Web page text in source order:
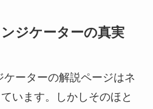
ジケーターの真実
ーターの解説ページはネ
います。しかしそのほと